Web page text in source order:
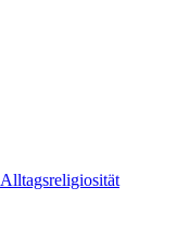
Alltagsreligiosität